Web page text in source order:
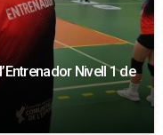
Nivell 1 de